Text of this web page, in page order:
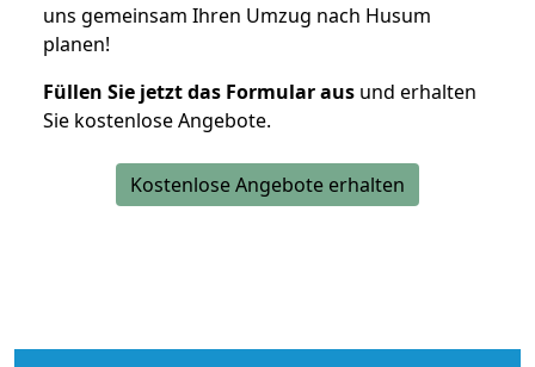
uns gemeinsam Ihren Umzug nach Husum
planen!
Füllen Sie jetzt das Formular aus und erhalten
Sie kostenlose Angebote.
Kostenlose Angebote erhalten